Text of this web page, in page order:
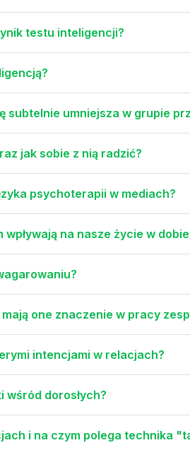
testu inteligencji?
subtelnie umniejsza w grupie
jak sobie z nią radzić?
psychoterapii w mediach?
na nasze życie w
one znaczenie w pracy
intencjami w relacjach?
wśród dorosłych?
i na czym polega technika